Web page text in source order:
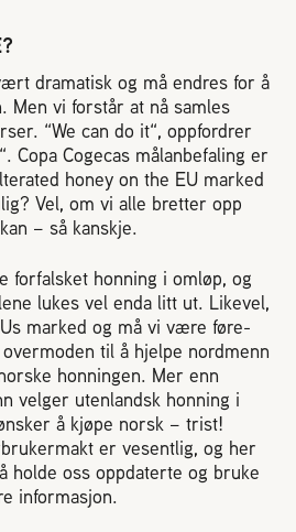
dramatisk og må endres for å
vi forstår at nå samles
“We can do it“, oppfordrer
Copa Cogecas målanbefaling er
honey on the EU marked
Vel, om vi alle bretter opp
– så kanskje.
forfalsket honning i omløp, og
lukes vel enda litt ut. Likevel,
marked og må vi være føre-
til å hjelpe nordmenn
honningen. Mer enn
velger utenlandsk honning i
å kjøpe norsk – trist!
er vesentlig, og her
holde oss oppdaterte og bruke
informasjon.